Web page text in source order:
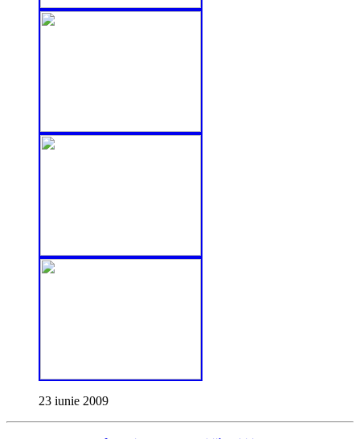
23 iunie 2009